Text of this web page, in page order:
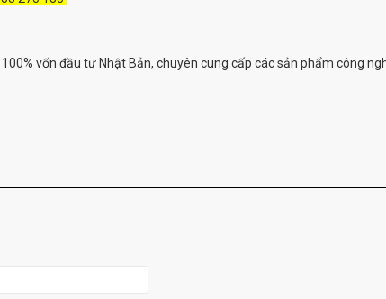
100% vốn đầu tư Nhật Bản, chuyên cung cấp các sản phẩm công